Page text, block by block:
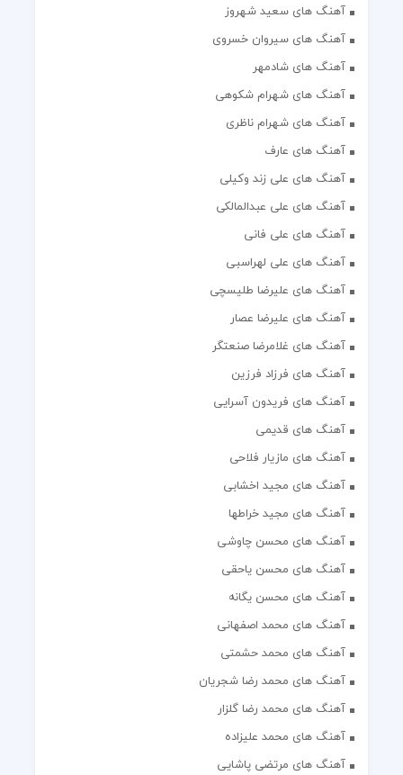
آهنگ های سعید شهروز
آهنگ های سیروان خسروی
آهنگ های شادمهر
آهنگ های شهرام شکوهی
آهنگ های شهرام ناظری
آهنگ های عارف
آهنگ های علی زند وکیلی
آهنگ های علی عبدالمالکی
آهنگ های علی فانی
آهنگ های علی لهراسبی
آهنگ های علیرضا طلیسچی
آهنگ های علیرضا عصار
آهنگ های غلامرضا صنعتگر
آهنگ های فرزاد فرزین
آهنگ های فریدون آسرایی
آهنگ های قدیمی
آهنگ های مازیار فلاحی
آهنگ های مجید اخشابی
آهنگ های مجید خراطها
آهنگ های محسن چاوشی
آهنگ های محسن یاحقی
آهنگ های محسن یگانه
آهنگ های محمد اصفهانی
آهنگ های محمد حشمتی
آهنگ های محمد رضا شجریان
آهنگ های محمد رضا گلزار
آهنگ های محمد علیزاده
آهنگ های مرتضی پاشایی